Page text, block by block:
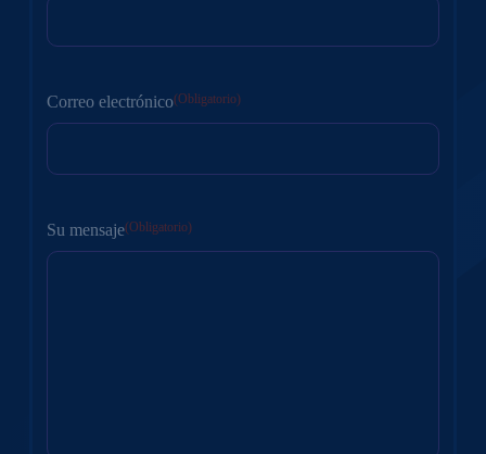
lugar
Correo electrónico(Obligatorio)
Su mensaje(Obligatorio)